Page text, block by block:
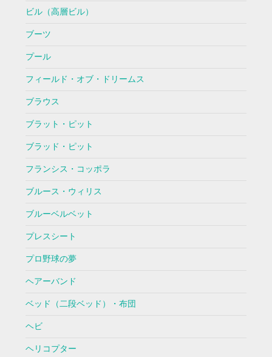
ビル（高層ビル）
ブーツ
プール
フィールド・オブ・ドリームス
ブラウス
ブラット・ピット
ブラッド・ピット
フランシス・コッポラ
ブルース・ウィリス
ブルーベルベット
プレスシート
プロ野球の夢
ヘアーバンド
ベッド（二段ベッド）・布団
ヘビ
ヘリコプター